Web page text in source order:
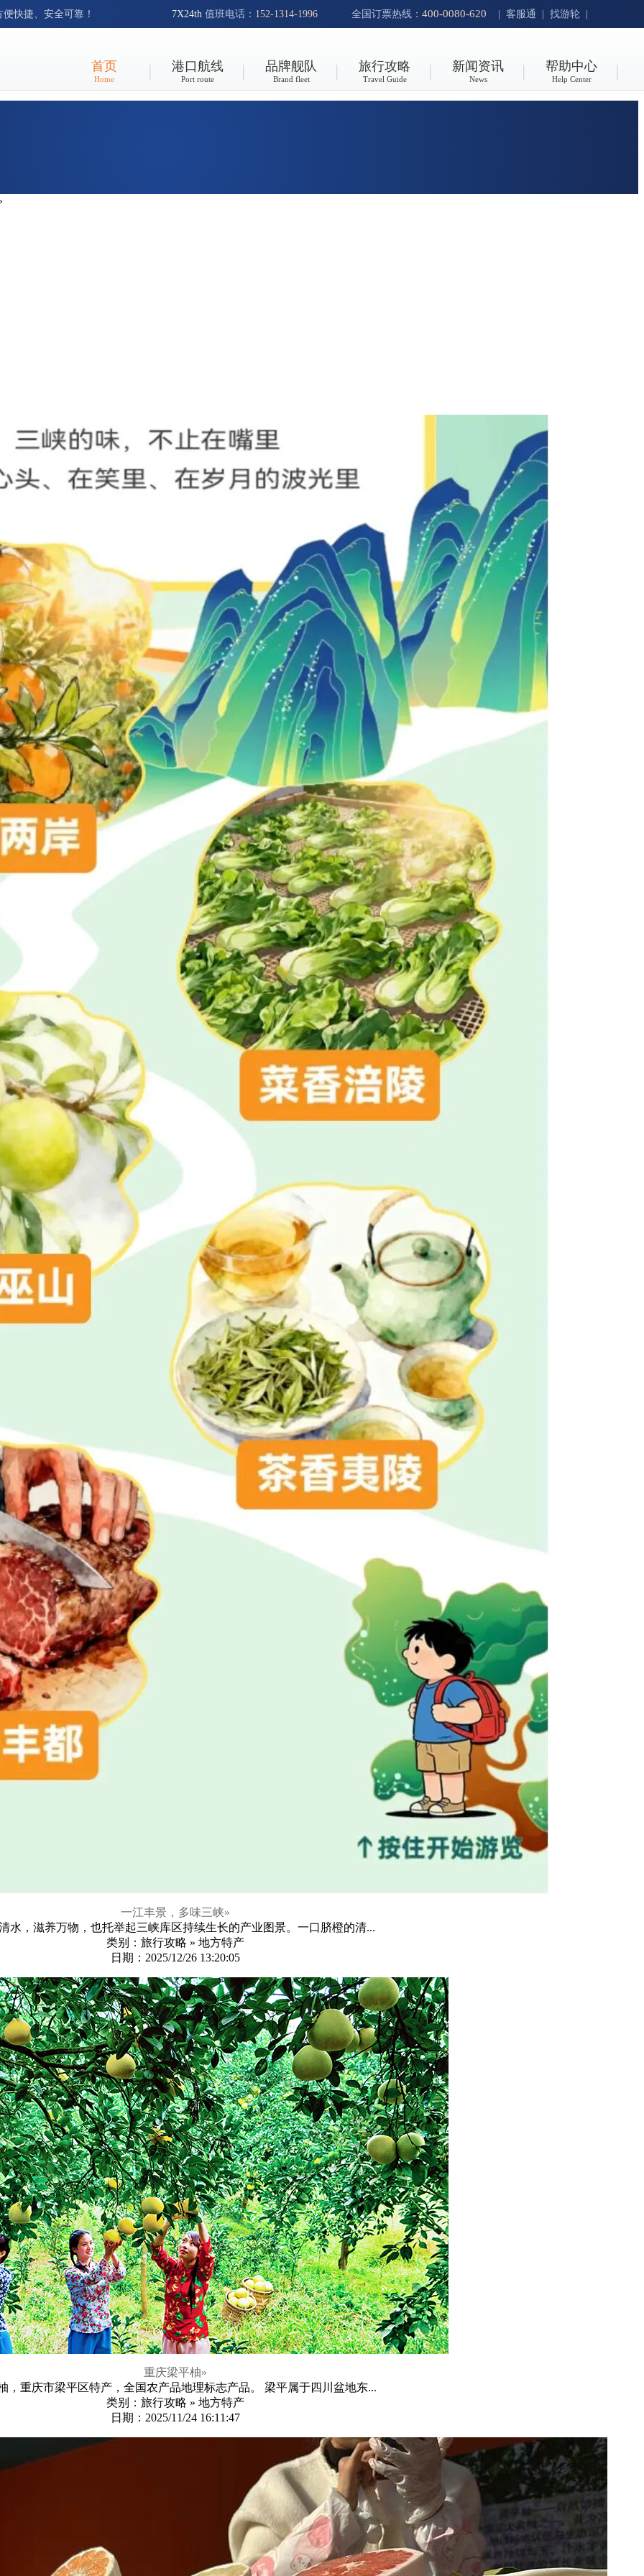
快捷、安全可靠！ 7X24th 值班电话： 152-1314-1996 全国订票热线： 400-0080-620 客服通 找游轮
首页
Home
港口航线
Port route
品牌舰队
Brand fleet
旅行攻略
Travel Guide
新闻资讯
News
帮助中心
Help Center
一江丰景，多味三峡»
水，滋养万物，也托举起三峡库区持续生长的产业图景。一口脐橙的清...
类别：旅行攻略 » 地方特产
日期：2025/12/26 13:20:05
重庆梁平柚»
，重庆市梁平区特产，全国农产品地理标志产品。 梁平属于四川盆地东...
类别：旅行攻略 » 地方特产
日期：2025/11/24 16:11:47